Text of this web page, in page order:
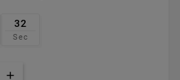
31
Sec